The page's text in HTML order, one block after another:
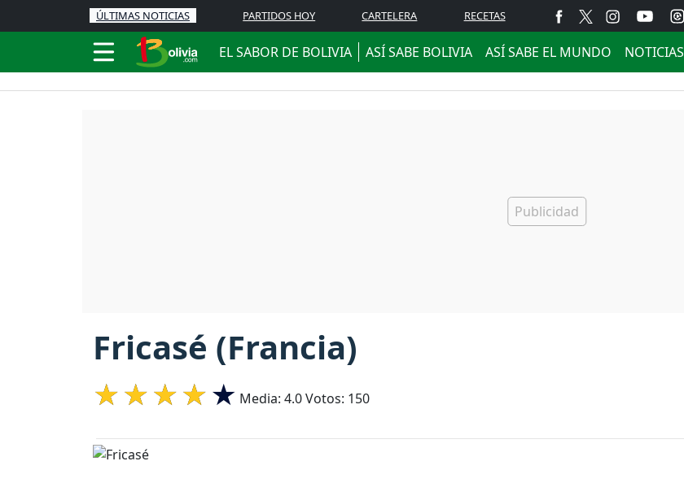
ÚLTIMAS NOTICIAS PARTIDOS HOY CARTELERA RECETAS
EL SABOR DE BOLIVIA ASÍ SABE BOLIVIA ASÍ SABE EL MUNDO NOTICIAS
Fricasé (Francia)
Media: 4.0Votos: 150